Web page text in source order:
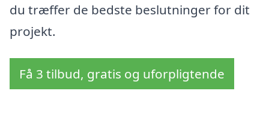
du træffer de bedste beslutninger for dit
projekt.
Få 3 tilbud, gratis og uforpligtende